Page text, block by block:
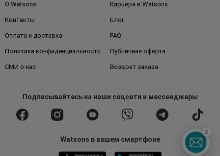
О Watsons Карьера в Watsons
Контакты Блог
Оплата и доставка FAQ
Политика конфиденциальности Публичная оферта
СМИ о нас Возврат заказа
Подписывайтесьна наши соцсети и мессенджеры
Watsons в вашем смартфоне
x